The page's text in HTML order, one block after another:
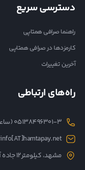
دسترسی سریع
راهنما صرافی همتاپی
کارمزدها در صرافی همتاپی
آخرین تغییرات
راه‌های ارتباطی
05138496301-3 (ساعت۹ الی ۱۷)
info[AT]hamtapay.net
مشهد، کیلومتر12 جاده آسیایی، پارک ICT استان خراسان